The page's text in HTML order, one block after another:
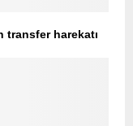
transfer harekatı